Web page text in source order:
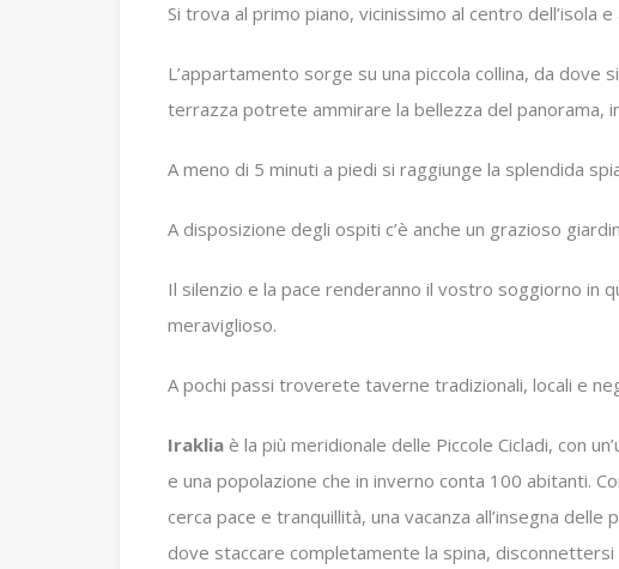
Si trova al primo piano, vicinissimo al centro dell’isola
L’appartamento sorge su una piccola collina, da dove
terrazza potrete ammirare la bellezza del panorama,
A meno di 5 minuti a piedi si raggiunge la splendida
A disposizione degli ospiti c’è anche un grazioso
Il silenzio e la pace renderanno il vostro soggiorno in
meraviglioso.
A pochi passi troverete taverne tradizionali, locali e
Iraklia è la più meridionale delle Piccole Cicladi, con
e una popolazione che in inverno conta 100 abitanti.
cerca pace e tranquillità, una vacanza all’insegna
dove staccare completamente la spina,